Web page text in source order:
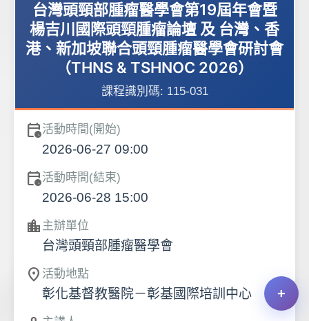
台灣頭頸部腫瘤醫學會第19屆年會暨
楊吉川國際頭頸腫瘤論壇 及 台灣、香
港、新加坡聯合頭頸腫瘤醫學會研討會
（THNS & TSHNOC 2026）
課程識別碼: 115-031
calendar_clock活動時間(開始)
2026-06-27 09:00
calendar_clock活動時間(結束)
2026-06-28 15:00
location_city 主辦單位
台灣頭頸部腫瘤醫學會
location_on 活動地點
彰化基督教醫院－彰基國際培訓中心